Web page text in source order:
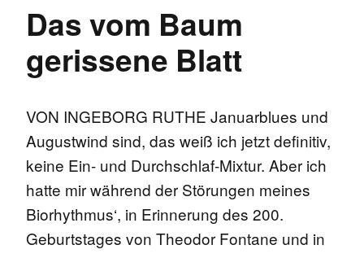
Das vom Baum
gerissene Blatt
VON INGEBORG RUTHE Januarblues und
Augustwind sind, das weiß ich jetzt definitiv,
keine Ein- und Durchschlaf-Mixtur. Aber ich
hatte mir während der Störungen meines
Biorhythmus‘, in Erinnerung des 200.
Geburtstages von Theodor Fontane und in